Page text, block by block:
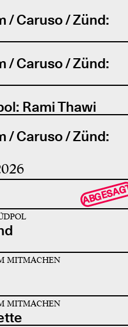
/ Caruso / Zünd:
/ Caruso / Zünd:
Rami Thawi
/ Caruso / Zünd:
MITMACHEN
MITMACHEN